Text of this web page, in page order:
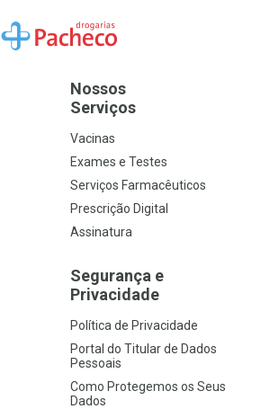
Ir para a Home
Nossos
Serviços
Vacinas
Exames e Testes
Serviços Farmacêuticos
Prescrição Digital
Assinatura
Segurança e
Privacidade
Política de Privacidade
Portal do Titular de Dados
Pessoais
Como Protegemos os Seus
Dados